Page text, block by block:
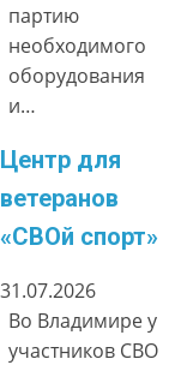
партию
необходимого
оборудования
и…
Центр для
ветеранов
«СВОй спорт»
31.07.2026
Во Владимире у
участников СВО